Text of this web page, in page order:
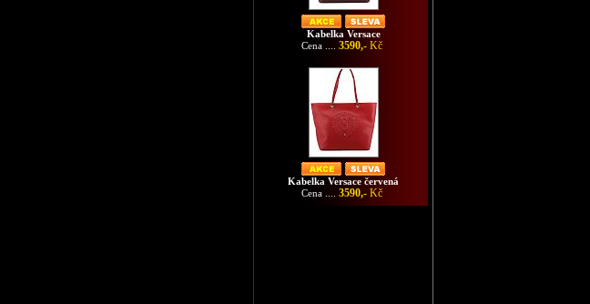
Kabelka Versace
Cena .... 3590,- Kč
Kabelka Versace červená
Cena .... 3590,- Kč